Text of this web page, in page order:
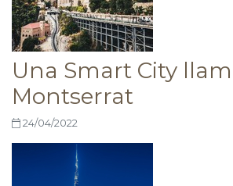
Una Smart City
Montserrat
24/04/2022